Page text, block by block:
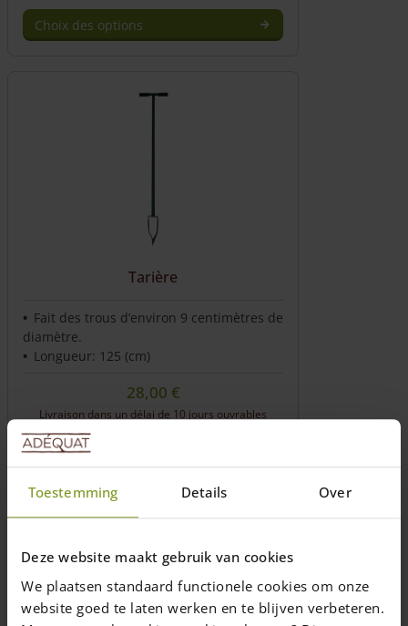
Toestemming Details Over
Deze website maakt gebruik van cookies
We plaatsen standaard functionele cookies om onze
website goed te laten werken en te blijven verbeteren.
Choix des options
Tarière
Fait des trous d’environ 9 centimètres de
diamètre.
Longueur: 125 (cm)
28,00 €
Livraison dans un délai de 10 jours ouvrables
Ajouter au panier